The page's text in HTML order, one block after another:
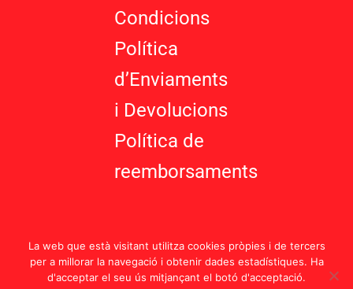
Condicions
Política
d’Enviaments
i Devolucions
Política de
reemborsaments
La web que està visitant utilitza cookies pròpies i de tercers
per a millorar la navegació i obtenir dades estadístiques. Ha
d'acceptar el seu ús mitjançant el botó d'acceptació.